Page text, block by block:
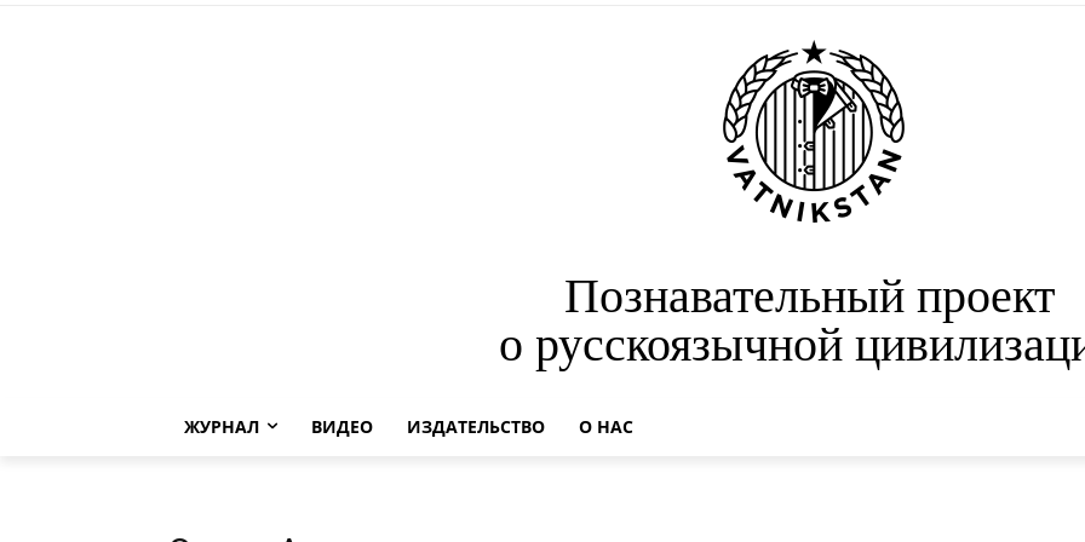
Познавательный проект
о русскоязычной
ЖУРНАЛ ВИДЕО ИЗДАТЕЛЬСТВО О НАС